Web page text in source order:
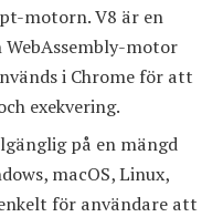
motorn. V8 är en
WebAssembly-motor
i Chrome för att
exekvering.
på en mängd
macOS, Linux,
för användare att